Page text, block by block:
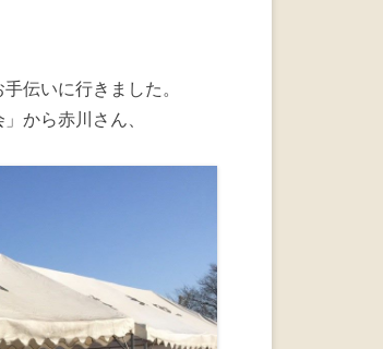
伝いに行きました。
から赤川さん、